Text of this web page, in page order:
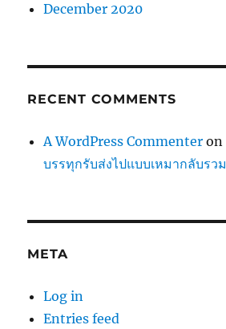
December 2020
RECENT COMMENTS
A WordPress Commenter on
บรรทุกรับส่งไปแบบเหมากลับรวม
META
Log in
Entries feed